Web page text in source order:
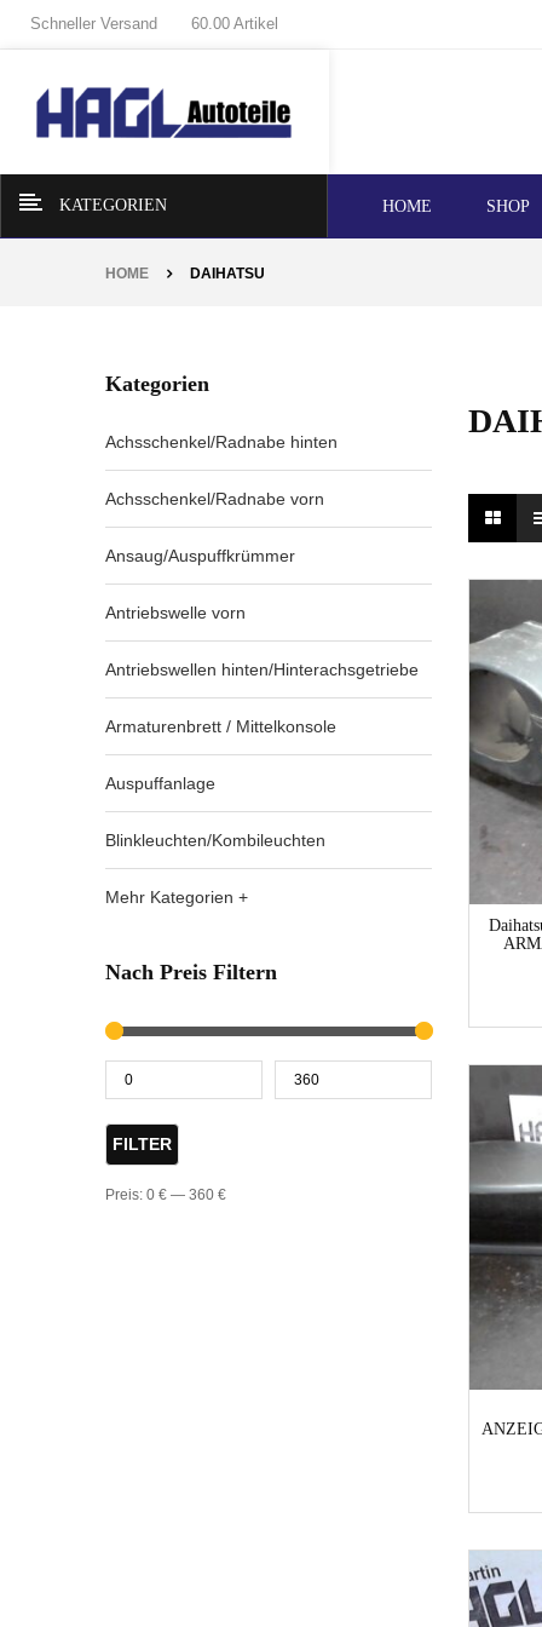
Schneller Versand 60.00 Artikel
KATEGORIEN HOME SHOP
HOME DAIHATSU
Kategorien
Achsschenkel/Radnabe hinten
Achsschenkel/Radnabe vorn
Ansaug/Auspuffkrümmer
Antriebswelle vorn
Antriebswellen hinten/Hinterachsgetriebe
Armaturenbrett / Mittelkonsole
Auspuffanlage
Blinkleuchten/Kombileuchten
Mehr Kategorien +
Nach Preis Filtern
FILTER
Preis: 0 € — 360 €